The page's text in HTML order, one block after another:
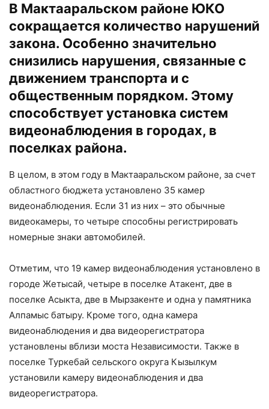
В Мактааральском районе ЮКО
сокращается количество нарушений
закона. Особенно значительно
снизились нарушения, связанные с
движением транспорта и с
общественным порядком. Этому
способствует установка систем
видеонаблюдения в городах, в
поселках района.
В целом, в этом году в Мактааральском районе, за счет
областного бюджета установлено 35 камер
видеонаблюдения. Если 31 из них – это обычные
видеокамеры, то четыре способны регистрировать
номерные знаки автомобилей.
Отметим, что 19 камер видеонаблюдения установлено в
городе Жетысай, четыре в поселке Атакент, две в
поселке Асыкта, две в Мырзакенте и одна у памятника
Алпамыс батыру. Кроме того, одна камера
видеонаблюдения и два видеорегистратора
установлены вблизи моста Независимости. Также в
поселке Туркебай сельского округа Кызылкум
установили камеру видеонаблюдения и два
видеорегистратора.